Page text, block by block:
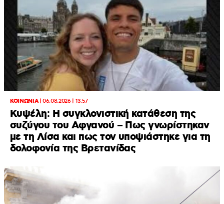
ΚΟΙΝΩΝΙΑ|06.08.2026 | 13:57
Κυψέλη: Η συγκλονιστική κατάθεση της
συζύγου του Αφγανού – Πως γνωρίστηκαν
με τη Λίσα και πως τον υποψιάστηκε για τη
δολοφονία της Βρετανίδας